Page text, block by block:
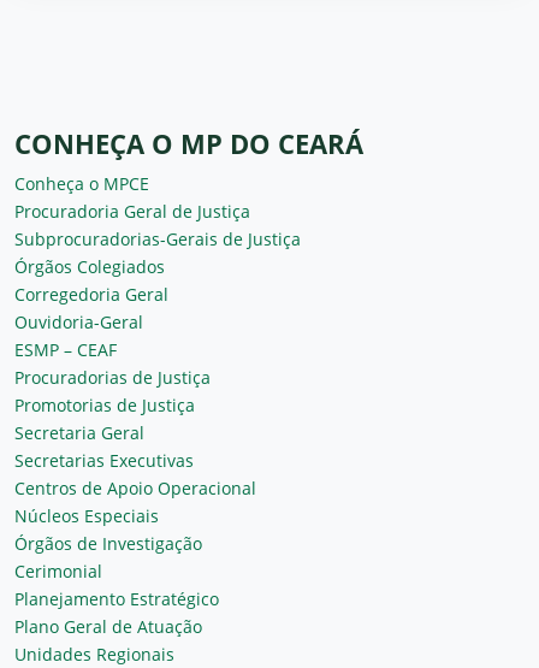
CONHEÇA O MP DO CEARÁ
Conheça o MPCE
Procuradoria Geral de Justiça
Subprocuradorias-Gerais de Justiça
Órgãos Colegiados
Corregedoria Geral
Ouvidoria-Geral
ESMP – CEAF
Procuradorias de Justiça
Promotorias de Justiça
Secretaria Geral
Secretarias Executivas
Centros de Apoio Operacional
Núcleos Especiais
Órgãos de Investigação
Cerimonial
Planejamento Estratégico
Plano Geral de Atuação
Unidades Regionais